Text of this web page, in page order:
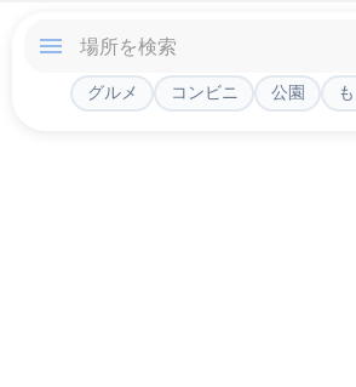
グルメ コンビニ 公園